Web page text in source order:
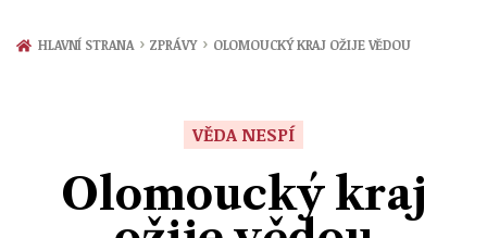
Zprávy
Přerov
Ekonomika
Hudba
Společnost
HLAVNÍ STRANA › ZPRÁVY › OLOMOUCKÝ KRAJ OŽIJE VĚDOU
VĚDA NESPÍ
Olomoucký kraj